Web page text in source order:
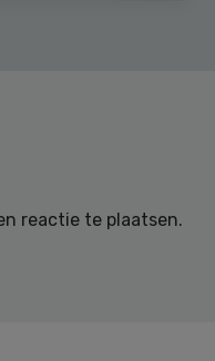
reactie te plaatsen.